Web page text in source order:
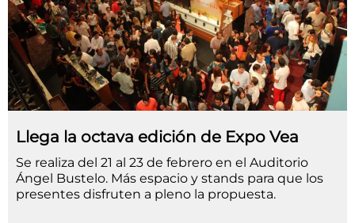
Llega la octava edición de Expo Vea
Se realiza del 21 al 23 de febrero en el Auditorio
Ángel Bustelo. Más espacio y stands para que los
presentes disfruten a pleno la propuesta.